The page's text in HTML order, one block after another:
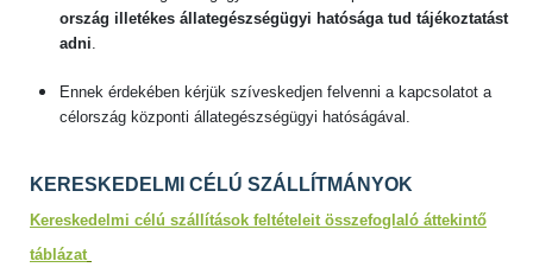
ország illetékes állategészségügyi hatósága tud tájékoztatást
adni.
Ennek érdekében kérjük szíveskedjen felvenni a kapcsolatot a
célország központi állategészségügyi hatóságával.
KERESKEDELMI CÉLÚ SZÁLLÍTMÁNYOK
Kereskedelmi célú szállítások feltételeit összefoglaló áttekintő
táblázat